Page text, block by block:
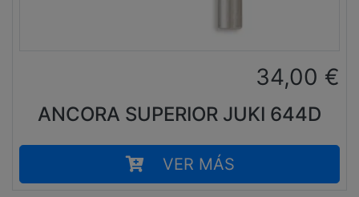
34,00 €
ANCORA SUPERIOR JUKI 644D
VER MÁS